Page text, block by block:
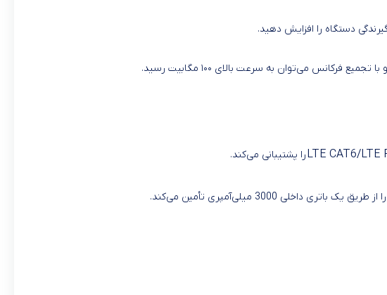
دستگاه را افزایش دهید.
LTE CAT6/LTEرا پشتیبانی می‌کند.
یک باتری داخلی 3000 میلی‌آمپری تأمین می‌کند.